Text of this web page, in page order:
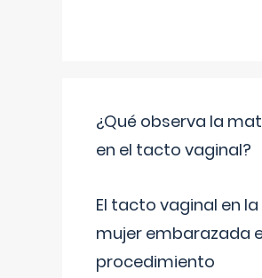
¿Qué observa la
en el tacto vaginal?
El tacto vaginal en la
mujer embarazada
procedimiento